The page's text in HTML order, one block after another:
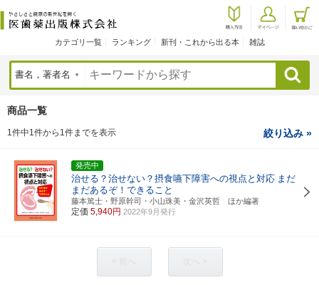
カテゴリ一覧 ランキング 新刊・これから出る本 雑誌
検索
商品一覧
1件中1件から1件までを表示 絞り込み »
発売中
治せる？治せない？摂食嚥下障害への視点と対応 まだ
まだあるぞ！できること
藤本篤士・野原幹司・小山珠美・金沢英哲 ほか編著
定価 5,940円 2022年9月発行